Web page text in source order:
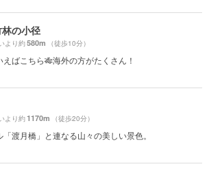
の小径
より約580m （徒歩10分）
えばこちら🎋海外の方がたくさん！
より約1170m （徒歩20分）
「渡月橋」と連なる山々の美しい景色。